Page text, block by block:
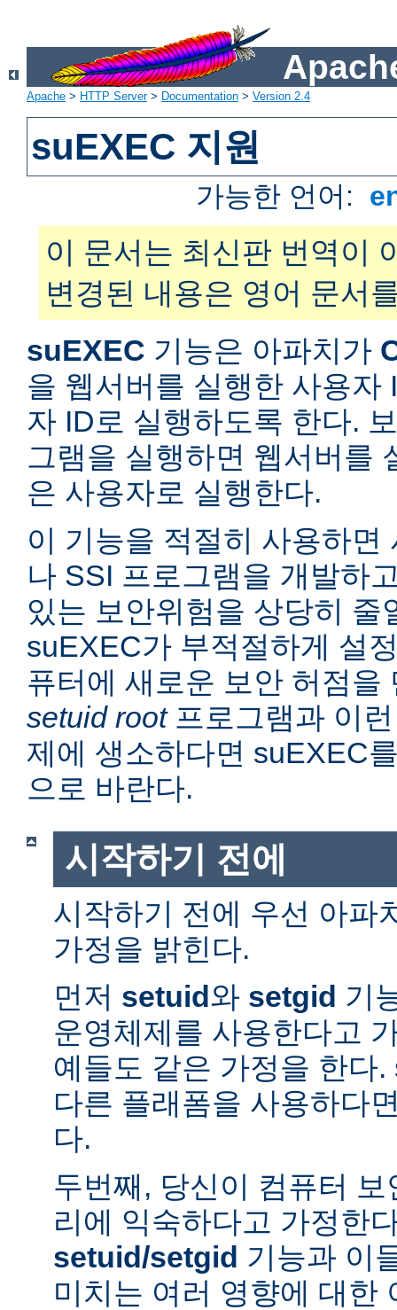
Apache > HTTP Server> Documentation > Version 2.4
suEXEC 지원
가능한 언어:
이 문서는 최신판 번역이
변경된 내용은 영어 문서
suEXEC 기능은 아파치가
을 웹서버를 실행한 사용자
자 ID로 실행하도록 한다.
그램을 실행하면 웹서버를
은 사용자로 실행한다.
이 기능을 적절히 사용하면
나 SSI 프로그램을 개발하
있는 보안위험을 상당히 줄
suEXEC가 부적절하게 설
퓨터에 새로운 보안 허점을
setuid root프로그램과 이
제에 생소하다면 suEXEC
으로 바란다.
시작하기 전에
시작하기 전에 우선 아파
가정을 밝힌다.
먼저 setuid와 setgid 기
운영체제를 사용한다고
예들도 같은 가정을 한다
다른 플래폼을 사용하다
다.
두번째, 당신이 컴퓨터
리에 익숙하다고 가정한
setuid/setgid 기능과 이
미치는 여러 영향에 대한